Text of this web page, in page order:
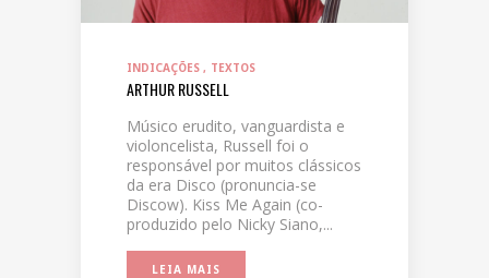
INDICAÇÕES TEXTOS
ARTHUR RUSSELL
Músico erudito, vanguardista e
violoncelista, Russell foi o
responsável por muitos clássicos
da era Disco (pronuncia-se
Discow). Kiss Me Again (co-
produzido pelo Nicky Siano,...
LEIA MAIS